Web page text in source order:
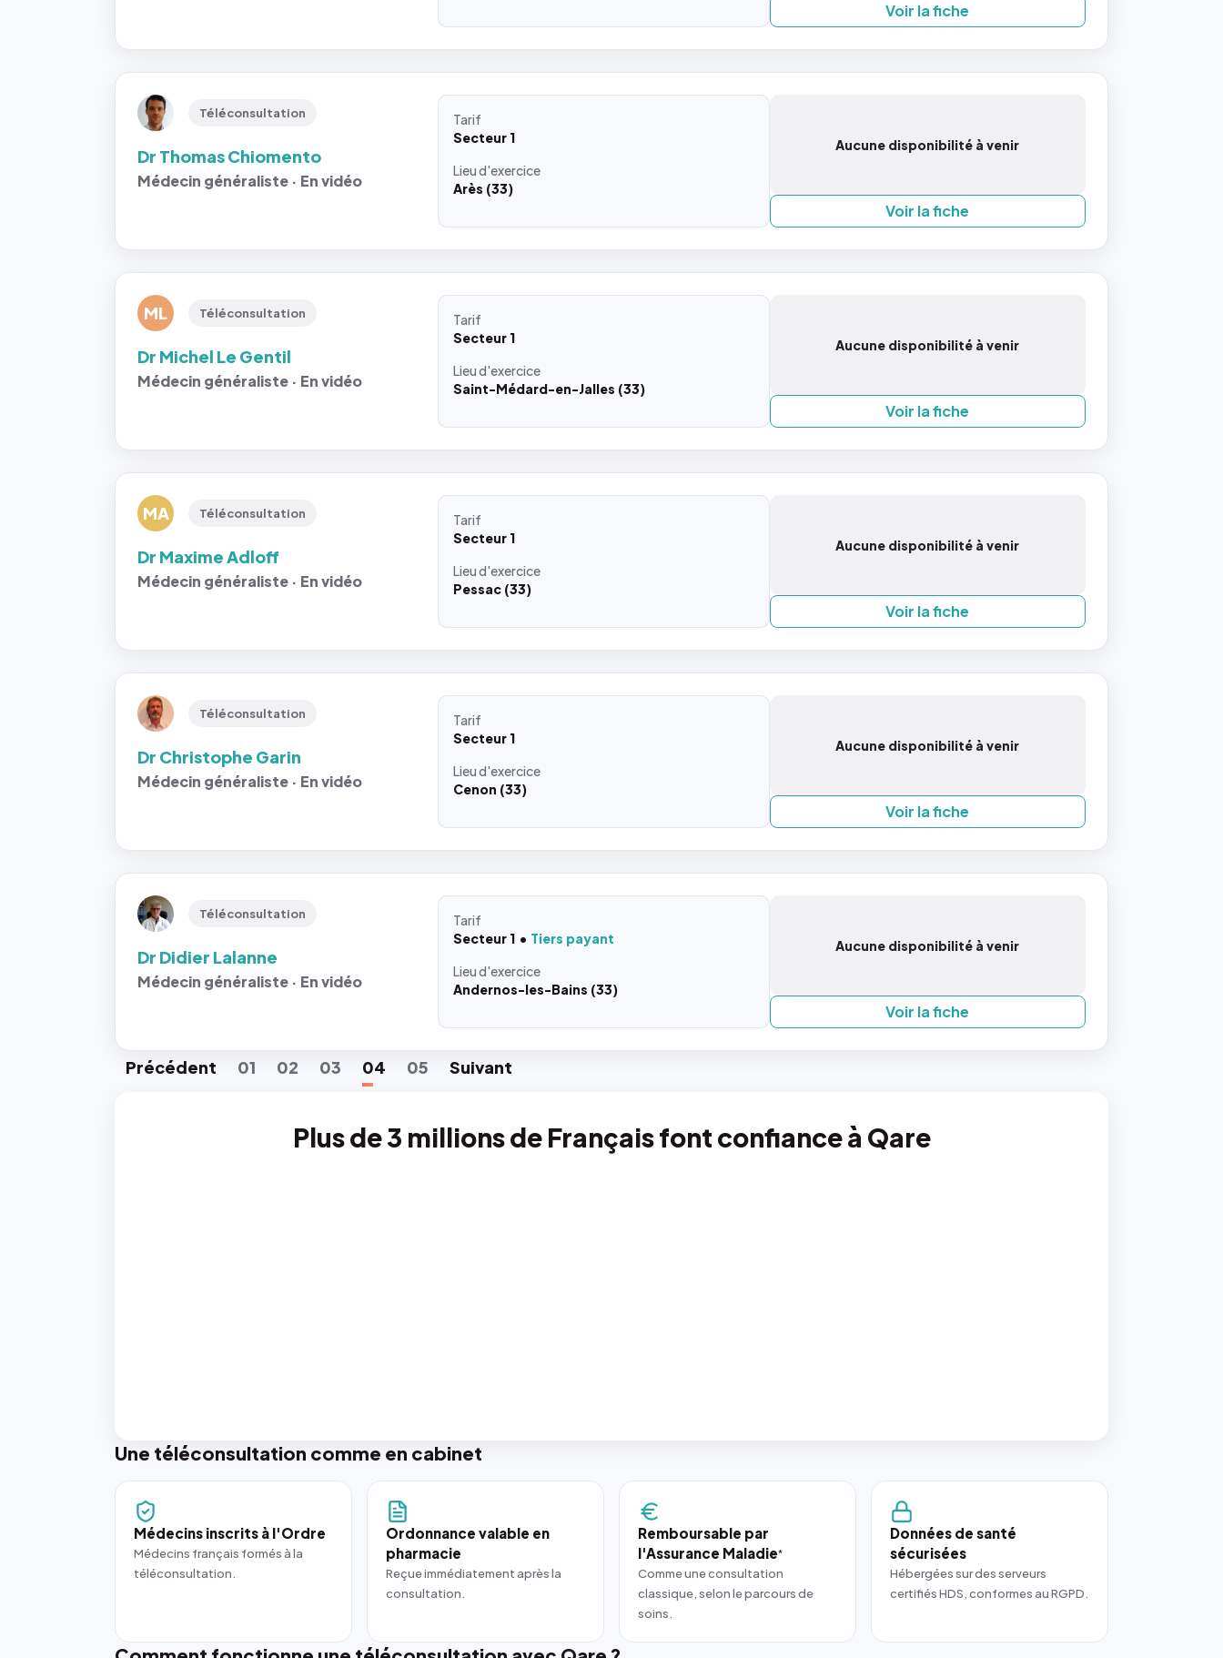
Voir la fiche
Téléconsultation
Dr Thomas Chiomento
Médecin généraliste · En vidéo
Tarif
Secteur 1
Lieud'exercice
Arès (33)
Aucune disponibilité à venir
Voir la fiche
ML Téléconsultation
Dr Michel Le Gentil
Médecin généraliste · En vidéo
Tarif
Secteur 1
Lieud'exercice
Saint-Médard-en-Jalles (33)
Aucune disponibilité à venir
Voir la fiche
MA Téléconsultation
Dr Maxime Adloff
Médecin généraliste · En vidéo
Tarif
Secteur 1
Lieud'exercice
Pessac (33)
Aucune disponibilité à venir
Voir la fiche
Téléconsultation
Dr Christophe Garin
Médecin généraliste · En vidéo
Tarif
Secteur 1
Lieud'exercice
Cenon (33)
Aucune disponibilité à venir
Voir la fiche
Téléconsultation
Dr Didier Lalanne
Médecin généraliste · En vidéo
Tarif
Secteur 1
Tiers payant
Lieud'exercice
Andernos-les-Bains (33)
Aucune disponibilité à venir
Voir la fiche
Précédent 01 02 03 04 05 Suivant
Plus de 3 millions de Français font confiance à Qare
Une téléconsultation comme en cabinet
Médecins inscrits à l'Ordre
Médecins français formés à la
téléconsultation.
Ordonnance valable en
pharmacie
Reçue immédiatement après la
consultation.
Remboursable par
l'Assurance Maladie*
Comme une consultation
classique, selon le parcours de
soins.
Données de santé
sécurisées
Hébergées sur des serveurs
certifiés HDS, conformes au RGPD.